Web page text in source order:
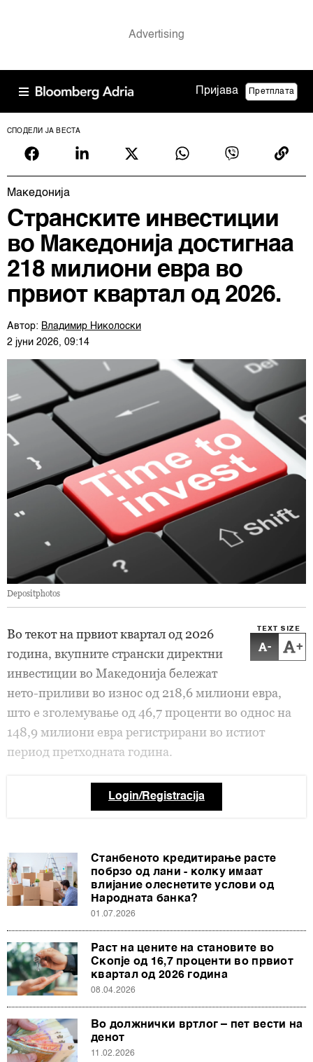
Пријава Претплата
СПОДЕЛИ ЈА ВЕСТА
Македонија
Странските инвестиции
во Македонија достигнаа
218 милиони евра во
првиот квартал од 2026.
Автор: Владимир Николоски
2 јуни 2026, 09:14
Depositphotos
TEXT SIZE
- +
Во текот на првиот квартал од 2026
година, вкупните странски директни
инвестиции во Македонија бележат
нето-приливи во износ од 218,6 милиони евра,
што е зголемување од 46,7 проценти во однос на
148,9 милиони евра регистрирани во истиот
период претходната година.
Login/Registracija
Станбеното кредитирање расте
побрзо од лани - колку имаат
влијание олеснетите услови од
Народната банка?
01.07.2026
Раст на цените на становите во
Скопје од 16,7 проценти во првиот
квартал од 2026 година
08.04.2026
Во должнички вртлог – пет вести на
денот
11.02.2026